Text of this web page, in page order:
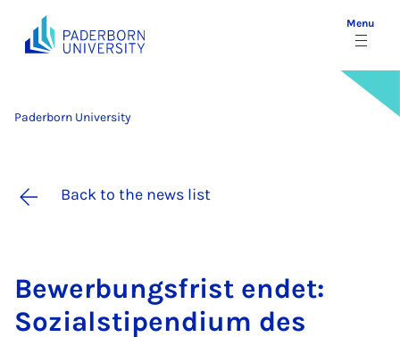
Menu
Paderborn University
Back to the news list
Be­w­er­bungs­frist en­det:
Sozi­al­sti­pen­di­um des